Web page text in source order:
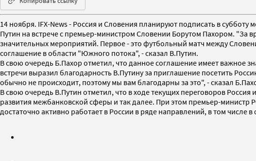
14 ноября. IFX-News - Россия и Словения планируют подписать в
Путин на встрече с премьер-министром Словении Борутом Пахором. "За
значительных мероприятий. Первое - это футбольный матч между
соглашение в области "Южного потока", - сказал В.Путин.
В свою очередь Б.Пахор отметил, что данное соглашение имеет важное
встречи выразил благодарность В.Путину за приглашение посетить
обычно не происходит, поэтому мы вам благодарны за это", - сказал
В свою очередь В.Путин отметил, что в ходе текущих переговоров
развития межбанковской сферы и так далее. При этом премьер-министр
достаточно активно работает в России в ряде направлений, в том числе